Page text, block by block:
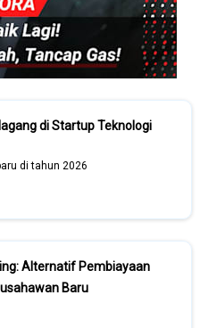
di Startup Teknologi
di tahun 2026
Alternatif Pembiayaan
Baru